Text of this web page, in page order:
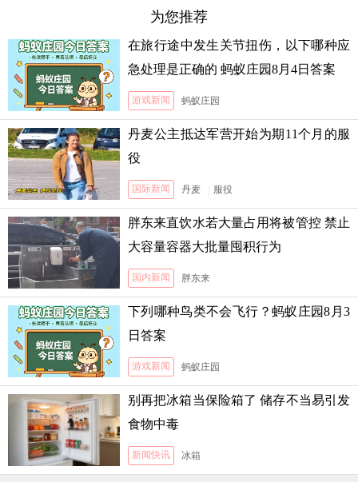
为您推荐
在旅行途中发生关节扭伤，以下哪种应
急处理是正确的 蚂蚁庄园8月4日答案
游戏新闻 蚂蚁庄园
丹麦公主抵达军营开始为期11个月的服
役
国际新闻 丹麦 服役
胖东来直饮水若大量占用将被管控 禁止
大容量容器大批量囤积行为
国内新闻 胖东来
下列哪种鸟类不会飞行？蚂蚁庄园8月3
日答案
游戏新闻 蚂蚁庄园
别再把冰箱当保险箱了 储存不当易引发
食物中毒
新闻快讯 冰箱